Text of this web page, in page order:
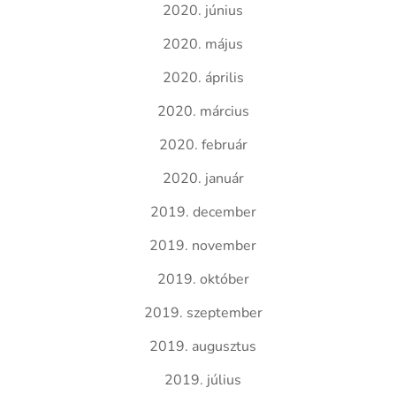
2020. június
2020. május
2020. április
2020. március
2020. február
2020. január
2019. december
2019. november
2019. október
2019. szeptember
2019. augusztus
2019. július